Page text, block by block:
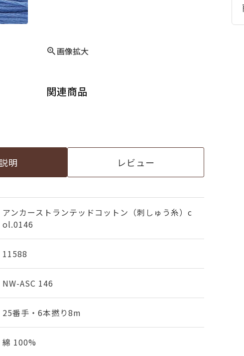
画像拡大
関連商品
明 レビュー
アンカーストランテッドコットン（刺しゅう糸）c
ol.0146
11588
NW-ASC 146
25番手・6本撚り8m
綿 100%